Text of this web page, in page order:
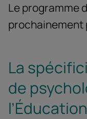
Le programme
prochainement
La
de